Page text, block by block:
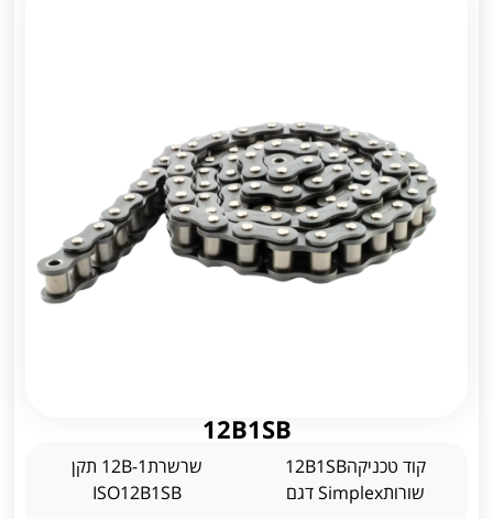
12B1SB
קוד טכניקה12B1SB
שורותSimplex דגם
שרשרת12B-1 תקן
ISO12B1SB